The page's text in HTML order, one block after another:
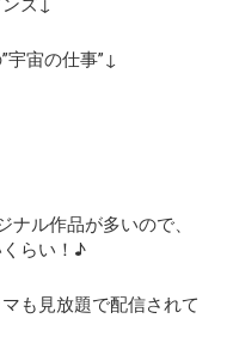
ンズ↓
宇宙の仕事”↓
ナル作品が多いので、
らい！♪
も見放題で配信されて